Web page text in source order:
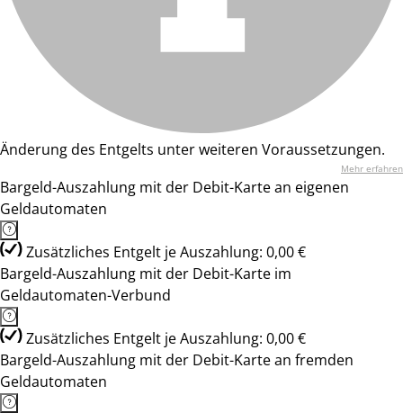
Änderung des Entgelts unter weiteren Voraussetzungen.
Mehr erfahren
Bargeld-Auszahlung mit der Debit-Karte an eigenen
Geldautomaten
Zusätzliches Entgelt je Auszahlung: 0,00 €
Bargeld-Auszahlung mit der Debit-Karte im
Geldautomaten-Verbund
Zusätzliches Entgelt je Auszahlung: 0,00 €
Bargeld-Auszahlung mit der Debit-Karte an fremden
Geldautomaten